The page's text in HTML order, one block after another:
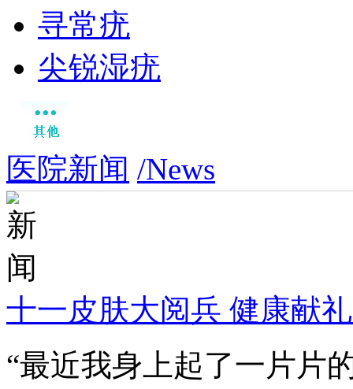
寻常疣
尖锐湿疣
医院新闻 /News
十一皮肤大阅兵 健康献
“最近我身上起了一片片